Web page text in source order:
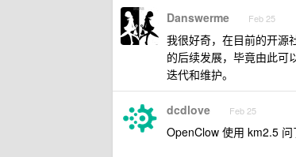
Danswerme Feb 25
我很好奇，在目前的开源
的后续发展，毕竟由此可
迭代和维护。
dcdlove Feb 25
OpenClow 使用 km2.5